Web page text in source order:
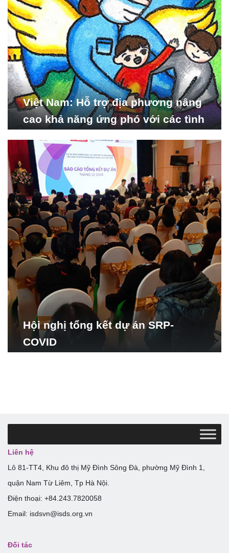
Việt Nam: Hỗ trợ địa phương nâng
cao khả năng ứng phó với các tình
Hội nghị tổng kết dự án SRP-
COVID
Liên hệ
Lô 81-TT4, Khu đô thị Mỹ Đình Sông Đà, phường Mỹ Đình 1,
quận Nam Từ Liêm, Tp Hà Nội.
Điện thoại: +84.243.7820058
Email: isdsvn@isds.org.vn
Đối tác